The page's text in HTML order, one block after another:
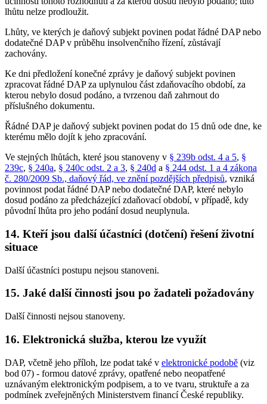
lhůtu nelze prodloužit.
Lhůty, ve kterých je daňový subjekt povinen podat řádné DAP nebo
dodatečné DAP v průběhu insolvenčního řízení, zůstávají
zachovány.
Ke dni předložení konečné zprávy je daňový subjekt povinen
zpracovat řádné DAP za uplynulou část zdaňovacího období, za
kterou nebylo dosud podáno, a tvrzenou daň zahrnout do
příslušného dokumentu.
Řádné DAP je daňový subjekt povinen podat do 15 dnů ode dne, ke
kterému mělo dojít k jeho zpracování.
Ve stejných lhůtách, které jsou stanoveny v § 239b odst. 4 a 5, §
239c, § 240a, § 240c odst. 2 a 3, § 240d a § 244 odst. 1 a 4 zákona
č. 280/2009 Sb., daňový řád, ve znění pozdějších předpisů, vzniká
povinnost podat řádné DAP nebo dodatečné DAP, které nebylo
dosud podáno za předcházející zdaňovací období, v případě, kdy
původní lhůta pro jeho podání dosud neuplynula.
14. Kteří jsou další účastníci (dotčení) řešení životní
situace
Další účastníci postupu nejsou stanoveni.
15. Jaké další činnosti jsou po žadateli požadovány
Další činnosti nejsou stanoveny.
16. Elektronická služba, kterou lze využít
DAP, včetně jeho příloh, lze podat také v elektronické podobě (viz
bod 07) - formou datové zprávy, opatřené nebo neopatřené
uznávaným elektronickým podpisem, a to ve tvaru, struktuře a za
podmínek zveřejněných Ministerstvem financí České republiky.